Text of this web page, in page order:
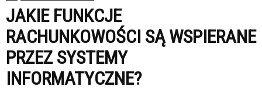
JAKIE FUNKCJE
RACHUNKOWOŚCI SĄ WSPIERANE
PRZEZ SYSTEMY
INFORMATYCZNE?